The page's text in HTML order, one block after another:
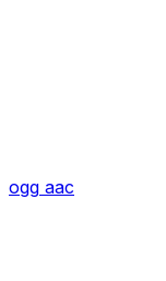
ogg aac